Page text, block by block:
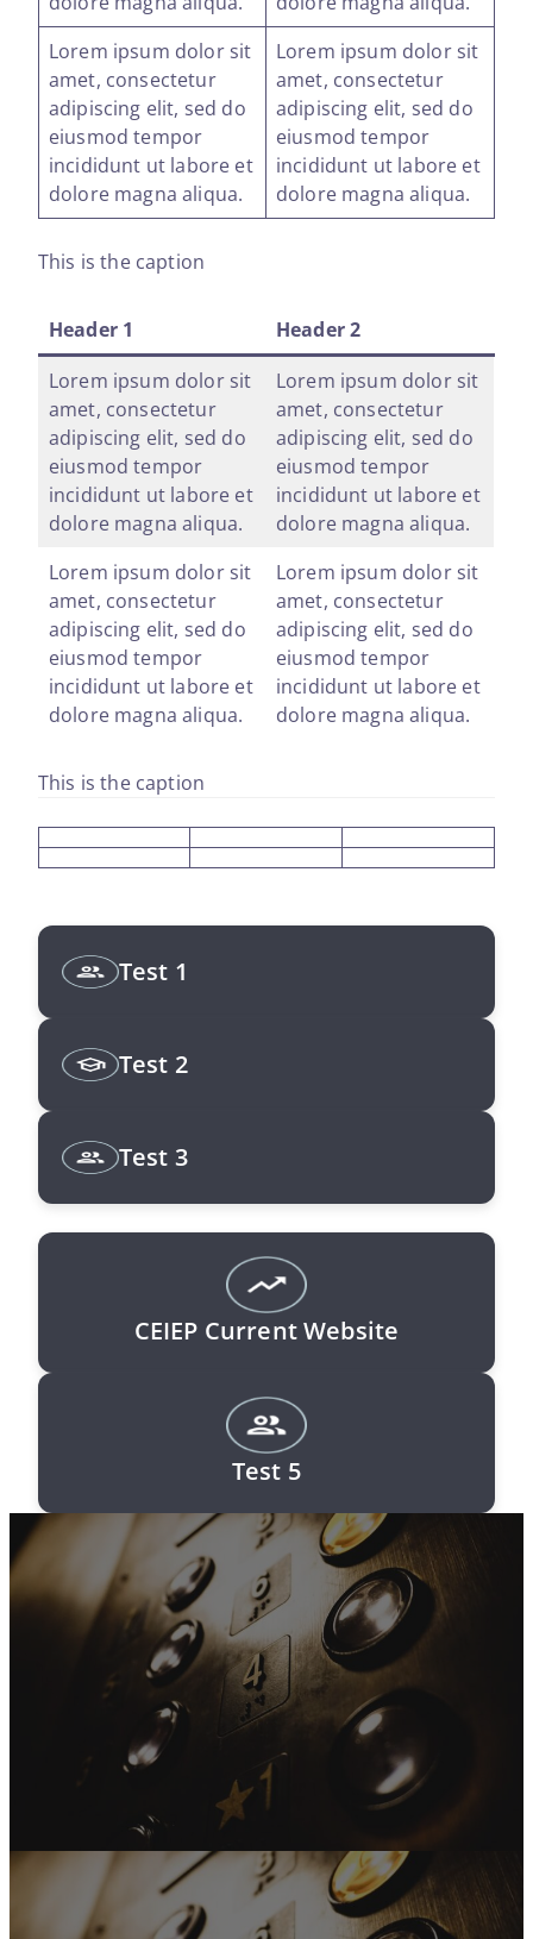
Lorem ipsum dolor sit
amet, consectetur
adipiscing elit, sed do
eiusmod tempor
incididunt ut labore et
dolore magna aliqua.
Lorem ipsum dolor sit
amet, consectetur
adipiscing elit, sed do
eiusmod tempor
incididunt ut labore et
dolore magna aliqua.
This is the caption
Header 1
Header 2
Lorem ipsum dolor sit
amet, consectetur
adipiscing elit, sed do
eiusmod tempor
incididunt ut labore et
dolore magna aliqua.
Lorem ipsum dolor sit
amet, consectetur
adipiscing elit, sed do
eiusmod tempor
incididunt ut labore et
dolore magna aliqua.
Lorem ipsum dolor sit
amet, consectetur
adipiscing elit, sed do
eiusmod tempor
incididunt ut labore et
dolore magna aliqua.
Lorem ipsum dolor sit
amet, consectetur
adipiscing elit, sed do
eiusmod tempor
incididunt ut labore et
dolore magna aliqua.
This is the caption
Test 1
Test 2
Test 3
CEIEP Current Website
Test 5